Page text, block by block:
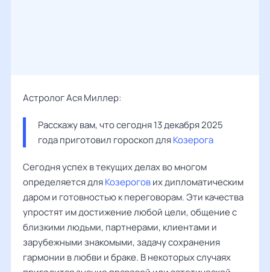
Астролог Ася Миллер:
Расскажу вам, что сегодня 13 декабря 2025
года приготовил гороскоп для Козерога
Сегодня успех в текущих делах во многом
определяется дляКозерогових дипломатическим
даром и готовностью к переговорам. Эти качества
упростят им достижение любой цели, общение с
близкими людьми, партнерами, клиентами и
зарубежными знакомыми, задачу сохранения
гармонии в любви и браке. В некоторых случаях